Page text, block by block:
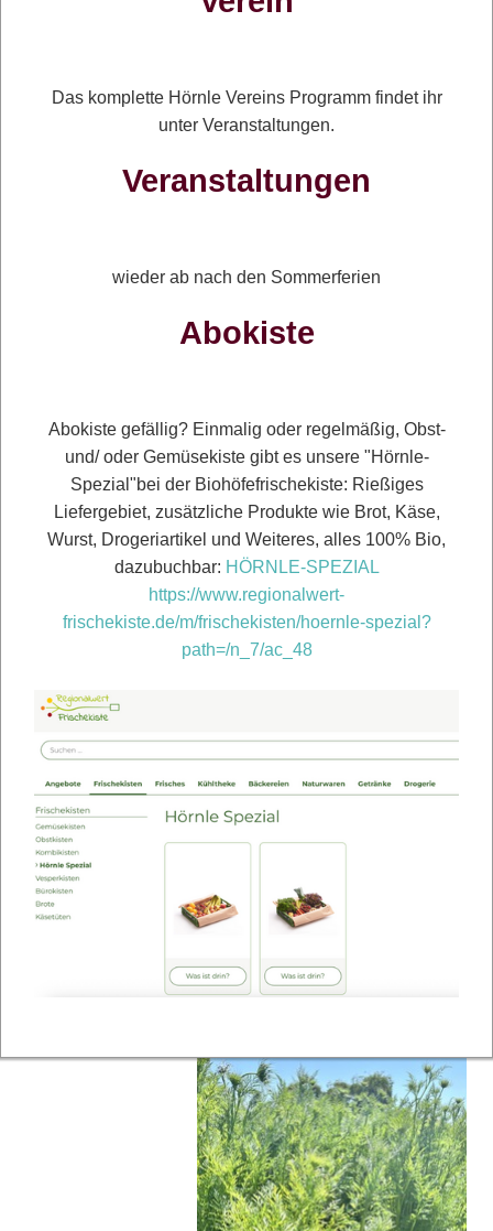
Das komplette Hörnle Vereins Programm findet ihr
unter Veranstaltungen.
Veranstaltungen
wieder ab nach den Sommerferien
Abokiste
Abokiste gefällig? Einmalig oder regelmäßig, Obst-
und/ oder Gemüsekiste gibt es unsere "Hörnle-
Spezial"bei der Biohöfefrischekiste: Rießiges
Liefergebiet, zusätzliche Produkte wie Brot, Käse,
Wurst, Drogeriartikel und Weiteres, alles 100% Bio,
dazubuchbar: HÖRNLE-SPEZIAL
https://www.regionalwert-
frischekiste.de/m/frischekisten/hoernle-spezial?
path=/n_7/ac_48